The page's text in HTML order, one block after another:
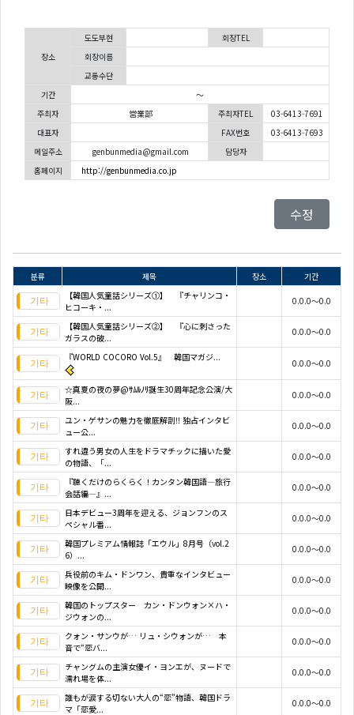
장소
도도부현
회장TEL
회장이름
교통수단
기간
～
주최자
営業部 주최자TEL
03-6413-7691
대표자
FAX번호
03-6413-7693
메일주소
genbunmedia@gmail.com
담당자
홈페이지
http://genbunmedia.co.jp
수정
분류 제목 장소
기간
【韓国人気童話シリーズ①】 『チャリンコ・
ヒコーキ・...
0.0.0～0.0
【韓国人気童話シリーズ②】 『心に刺さった
ガラスの破...
0.0.0～0.0
『WORLD COCORO Vol.5』 韓国マガジ...
0.0.0～0.0
☆真夏の夜の夢@ｻﾑﾙﾉﾘ誕生30周年記念公演/大
阪...
0.0.0～0.0
ユン・ゲサンの魅力を徹底解剖!! 独占インタビ
ュー公...
0.0.0～0.0
すれ違う男女の人生をドラマチックに描いた愛
の物語、「...
0.0.0～0.0
『聴くだけのらくらく！カンタン韓国語―旅行
会話編―』...
0.0.0～0.0
日本デビュー3周年を迎える、ジョンフンのス
ペシャル番...
0.0.0～0.0
韓国プレミアム情報誌「エウル」8月号（vol.2
6）...
0.0.0～0.0
兵役前のキム・ドンワン、貴重なインタビュー
映像を公開...
0.0.0～0.0
韓国のトップスター カン・ドンウォン×ハ・
ジウォンの...
0.0.0～0.0
クォン・サンウが… リュ・シウォンが… 本
音で“恋バ...
0.0.0～0.0
チャングムの主演女優イ・ヨンエが、ヌードで
濡れ場を体...
0.0.0～0.0
誰もが涙する切ない大人の“恋”物語、韓国ドラ
マ「恋愛...
0.0.0～0.0